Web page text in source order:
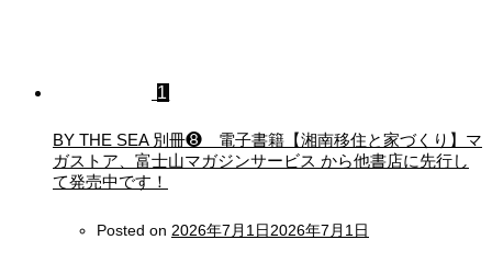
1
BY THE SEA 別冊❽ 電子書籍【湘南移住と家づくり】マ
ガストア、富士山マガジンサービス から他書店に先行し
て発売中です！
Posted on 2026年7月1日2026年7月1日